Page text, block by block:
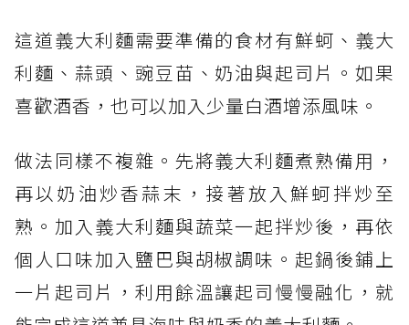
這道義大利麵需要準備的食材有鮮蚵、義大
利麵、蒜頭、豌豆苗、奶油與起司片。如果
喜歡酒香，也可以加入少量白酒增添風味。
做法同樣不複雜。先將義大利麵煮熟備用，
再以奶油炒香蒜末，接著放入鮮蚵拌炒至
熟。加入義大利麵與蔬菜一起拌炒後，再依
個人口味加入鹽巴與胡椒調味。起鍋後鋪上
一片起司片，利用餘溫讓起司慢慢融化，就